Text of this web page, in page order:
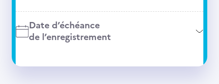
Date d’échéance
de l’enregistrement